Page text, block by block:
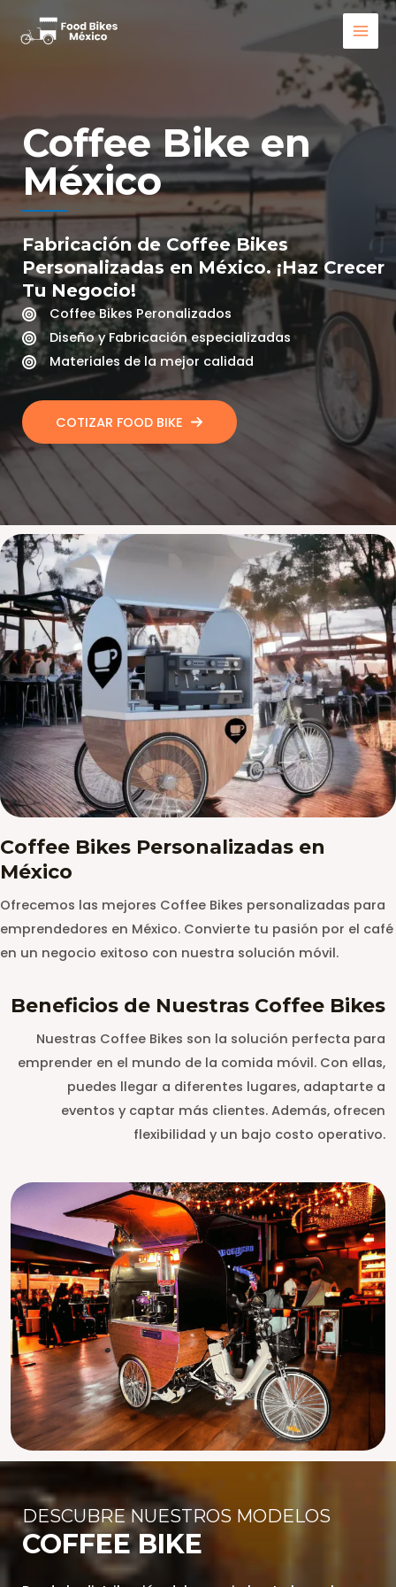
Coffee Bike en
México
Fabricación de Coffee Bikes
Personalizadas en México. ¡Haz Crecer
Tu Negocio!
Coffee Bikes Peronalizados
Diseño y Fabricación especializadas
Materiales de la mejor calidad
COTIZAR FOOD BIKE
Coffee Bikes Personalizadas en
México
Ofrecemos las mejores Coffee Bikes personalizadas para
emprendedores en México. Convierte tu pasión por el café
en un negocio exitoso con nuestra solución móvil.
Beneficios de Nuestras Coffee Bikes
Nuestras Coffee Bikes son la solución perfecta para
emprender en el mundo de la comida móvil. Con ellas,
puedes llegar a diferentes lugares, adaptarte a
eventos y captar más clientes. Además, ofrecen
flexibilidad y un bajo costo operativo.
DESCUBRE NUESTROS MODELOS
COFFEE BIKE